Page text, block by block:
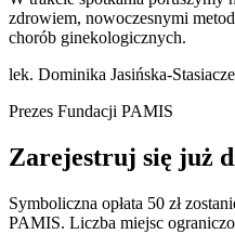
zdrowiem, nowoczesnymi
chorób ginekologicznych.
lek. Dominika Jasińska-
Prezes Fundacji PAMIS
Zarejestruj się już
Symboliczna opłata 50 zł
PAMIS. Liczba miejsc